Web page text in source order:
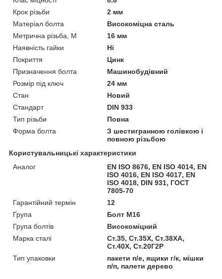
Крок різьби
2 мм
Матеріал болта
Високоміцна сталь
Метрична різьба, М
16 мм
Наявність гайки
Ні
Покриття
Цинк
Призначення болта
Машинобудівний
Розмір під ключ
24 мм
Стан
Новий
Стандарт
DIN 933
Тип різьби
Повна
Форма болта
З шестигранною голівкою і
повною різьбою
Користувальницькі характеристики
Аналог
EN ISO 8676, EN ISO 4014, EN
ISO 4016, EN ISO 4017, EN
ISO 4018, DIN 931, ГОСТ
7805-70
Гарантійний термін
12
Група
Болт М16
Група болтів
Високоміцний
Марка сталі
Ст.35, Ст.35Х, Ст.38ХА,
Ст.40Х, Ст.20Г2Р
Тип упаковки
пакети п/е, ящики г/к, мішки
п/п, палети дерево